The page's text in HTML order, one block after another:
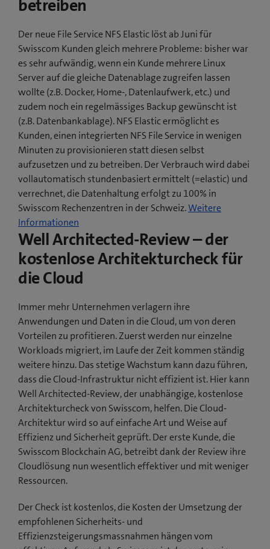
betreiben
Der neue File Service NFS Elastic löst ab Juni für
Swisscom Kunden gleich mehrere Probleme: bisher war
es sehr aufwändig, wenn ein Kunde mehrere Linux
Server auf die gleiche Datenablage zugreifen lassen
wollte (z.B. Docker, Home-, Datenlaufwerk, etc.) und
zudem noch ein regelmässiges Backup gewünscht ist
(z.B. Datenbankablage). NFS Elastic ermöglicht es
Kunden, einen integrierten NFS File Service in wenigen
Minuten zu provisionieren statt diesen selbst
aufzusetzen und zu betreiben. Der Verbrauch wird dabei
vollautomatisch stundenbasiert ermittelt (=elastic) und
verrechnet, die Datenhaltung erfolgt zu 100% in
Swisscom Rechenzentren in der Schweiz.Weitere
Informationen
ö
f
n
t
e
i
n
n
e
u
e
s
F
e
n
e
r
)
Well Architected-Review – der
kostenlose Architekturcheck für
die Cloud
Immer mehr Unternehmen verlagern ihre
Anwendungen und Daten in die Cloud, um von deren
Vorteilen zu profitieren. Zuerst werden nur einzelne
Workloads migriert, im Laufe der Zeit kommen ständig
weitere hinzu. Das stetige Wachstum kann dazu führen,
dass die Cloud-Infrastruktur nicht effizient ist. Hier kann
Well Architected-Review, der unabhängige, kostenlose
Architekturcheck von Swisscom, helfen. Die Cloud-
Architektur wird so auf einfache Art und Weise auf
Effizienz und Sicherheit geprüft. Der erste Kunde, die
Swisscom Blockchain AG, betreibt dank der Review ihre
Cloudlösung nun wesentlich effektiver und mit weniger
Ressourcen.
Der Check ist kostenlos, die Kosten der Umsetzung der
empfohlenen Sicherheits- und
Effizienzsteigerungsmassnahmen hängen vom